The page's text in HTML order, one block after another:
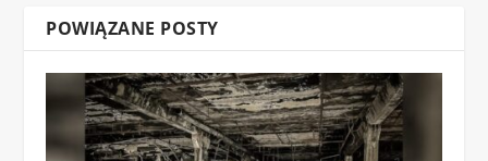
POWIĄZANE POSTY